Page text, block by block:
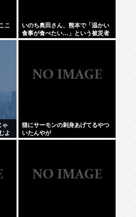
こ
いのち奥田さん、熊本で「温かい
食事が食べたい…」という被災者
の声を聞き、Xで温かいうどんを
ゃ
よ
猫にサーモンの刺身あげてるやつ
いたんやが